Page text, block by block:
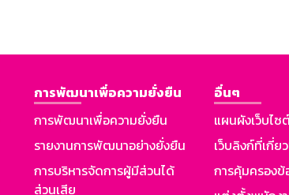
การพัฒนาเพื่อความยั่งยืน
การพัฒนาเพื่อความยั่งยืน
รายงานการพัฒนาอย่างยั่งยืน
การบริหารจัดการผู้มีส่วนได้
ส่วนเสีย
อื่นๆ
แผนผังเว็บไซ
เว็บลิงก์ที่เกี่ย
การคุ้มครอง